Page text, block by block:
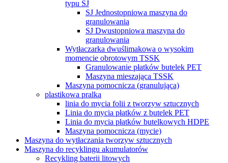
typu SJ
SJ Jednostopniowa maszyna do
granulowania
SJ Dwustopniowa maszyna do
granulowania
Wytłaczarka dwuślimakowa o wysokim
momencie obrotowym TSSK
Granulowanie płatków butelek PET
Maszyna mieszająca TSSK
Maszyna pomocnicza (granulująca)
plastikowa pralka
linia do mycia folii z tworzyw sztucznych
Linia do mycia płatków z butelek PET
Linia do mycia płatków butelkowych HDPE
Maszyna pomocnicza (mycie)
Maszyna do wytłaczania tworzyw sztucznych
Maszyna do recyklingu akumulatorów
Recykling baterii litowych